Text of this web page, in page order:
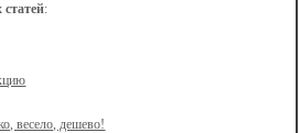
:
весело, дешево!